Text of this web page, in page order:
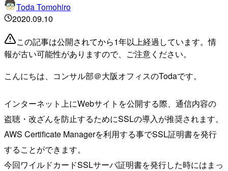
Toda Tomohiro
2020.09.10
この記事は公開されてから1年以上経過しています。情
報が古い可能性がありますので、ご注意ください。
こんにちは、コンサル部＠大阪オフィスのTodaです。
インターネット上にWebサイトを公開する際、通信内容の
盗聴・改ざんを防止するためにSSLの導入が推奨されます。
AWS Certificate Managerを利用する事でSSL証明書を発行
することができます。
今回ワイルドカードSSLサーバ証明書を発行した時にはまっ